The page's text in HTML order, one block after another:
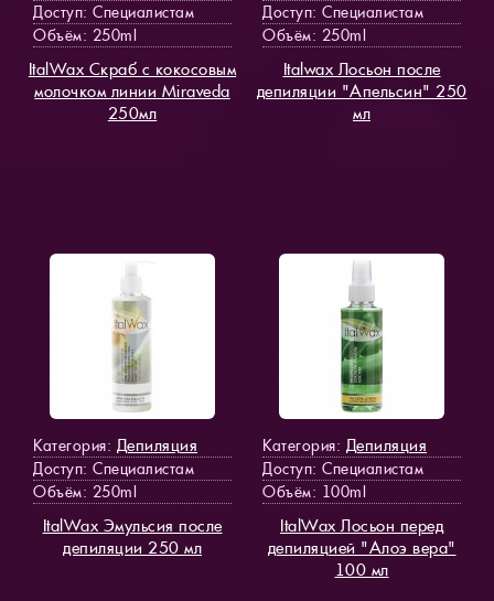
Доступ: Специалистам
Объём: 250ml
ItalWax Скраб с кокосовым
молочком линии Miraveda
250мл
Доступ: Специалистам
Объём: 250ml
Italwax Лосьон после
депиляции "Апельсин" 250
мл
Категория: Депиляция
Доступ: Специалистам
Объём: 250ml
ItalWax Эмульсия после
депиляции 250 мл
Категория: Депиляция
Доступ: Специалистам
Объём: 100ml
ItalWax Лосьон перед
депиляцией "Алоэ вера"
100 мл